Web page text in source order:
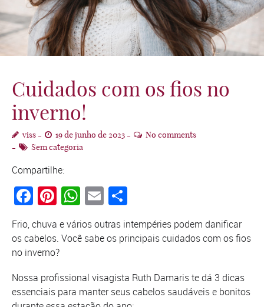
Cuidados com os fios no
inverno!
viss 19 de junho de 2023
No comments
Sem categoria
Compartilhe:
Facebook
Pinterest
WhatsApp
Email
Frio, chuva e vários outras intempéries podem danificar
os cabelos. Você sabe os principais cuidados com os fios
no inverno?
Nossa profissional visagista Ruth Damaris te dá 3 dicas
essenciais para manter seus cabelos saudáveis e bonitos